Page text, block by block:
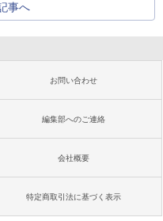
事へ
お問い合わせ
編集部へのご連絡
会社概要
特定商取引法に基づく表示